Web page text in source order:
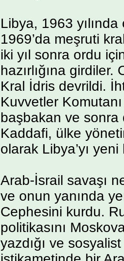
Libya, 1963
1969’da meşruti
iki yıl sonra ordu
hazırlığına
Kral İdris devrildi.
Kuvvetler
başbakan ve sonra
Kaddafi, ülke
olarak Libya’yı
Arab-İsrail savaşı
ve onun yanında
Cephesini kurdu.
politikasını
yazdığı ve